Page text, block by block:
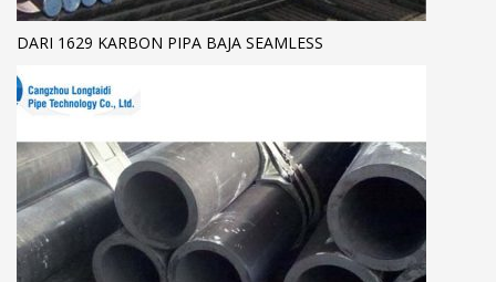
DARI 1629 KARBON PIPA BAJA SEAMLESS